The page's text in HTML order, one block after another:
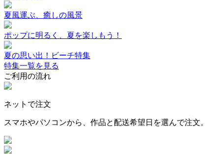
夏風運ぶ、癒しの風景
ポップに明るく、夏を楽しもう！
夏の思い出！ビーチ特集
特集一覧を見る
ご利用の流れ
ネットで注文
スマホやパソコンから、作品と配送希望日を選んで注文。